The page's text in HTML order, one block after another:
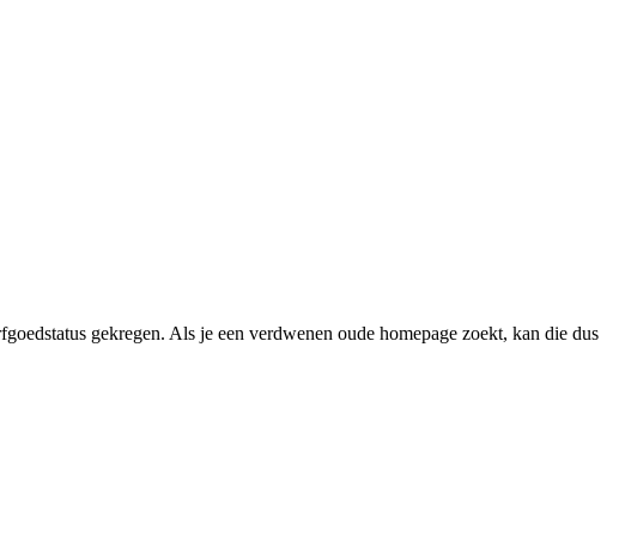
gekregen. Als je een verdwenen oude homepage zoekt, kan die dus